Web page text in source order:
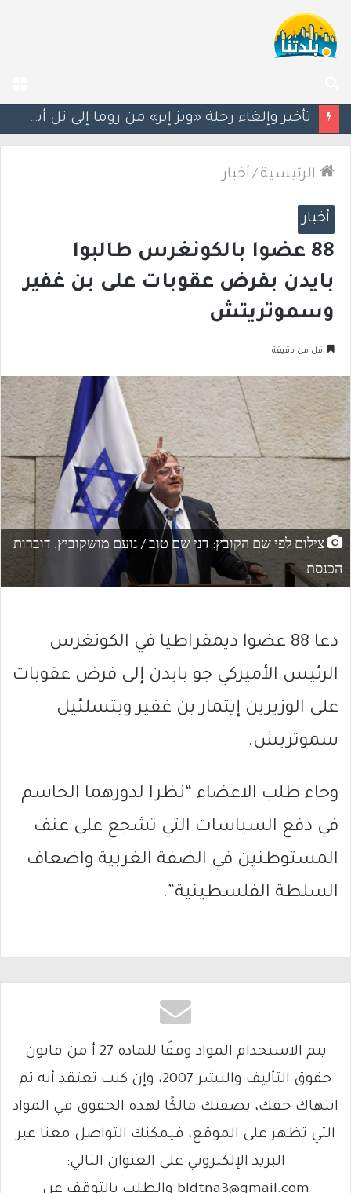
عن
سيغالوفيتش يستقيل من الكنيست.. وتقارير عن اتصالات مع القائمة العربية الموحدة
الرئيسية / أخبار
أخبار
88 عضوا بالكونغرس طالبوا
بايدن بفرض عقوبات على بن غفير
وسموتريتش
أقل من دقيقة
צילום לפי שם הקובץ: דני שם טוב / נועם מושקוביץ, דוברות
הכנסת
دعا 88 عضوا ديمقراطيا في الكونغرس
الرئيس الأميركي جو بايدن إلى فرض عقوبات
على الوزيرين إيتمار بن غفير وبتسلئيل
سموتريش.
وجاء طلب الاعضاء “نظرا لدورهما الحاسم
في دفع السياسات التي تشجع على عنف
المستوطنين في الضفة الغربية واضعاف
السلطة الفلسطينية”.
يتم الاستخدام المواد وفقًا للمادة 27 أ من قانون
حقوق التأليف والنشر 2007، وإن كنت تعتقد أنه تم
انتهاك حقك، بصفتك مالكًا لهذه الحقوق في المواد
التي تظهر على الموقع، فيمكنك التواصل معنا عبر
البريد الإلكتروني على العنوان التالي:
bldtna3@gmail.com والطلب بالتوقف عن